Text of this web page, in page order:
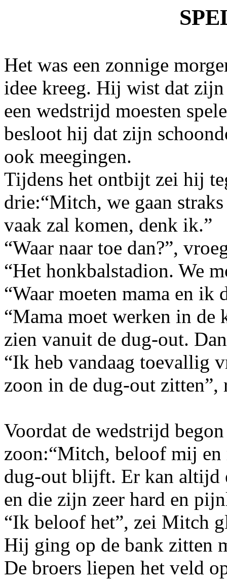
Het was een zonnige
idee kreeg. Hij wist dat
een wedstrijd moesten
besloot hij dat zijn
ook meegingen.
Tijdens het ontbijt zei hij
drie:“Mitch, we gaan
vaak zal komen, denk ik.”
“Waar naar toe dan?”,
“Het honkbalstadion. We
“Waar moeten mama en
“Mama moet werken in
zien vanuit de dug-out.
“Ik heb vandaag toevallig
zoon in de dug-out zitten”,
Voordat de wedstrijd
zoon:“Mitch, beloof mij en
dug-out blijft. Er kan altijd
en die zijn zeer hard en
“Ik beloof het”, zei Mitch
Hij ging op de bank zitten
De broers liepen het veld